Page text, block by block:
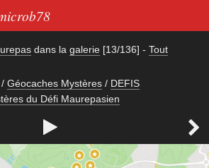
dans la galerie [13/136] - Tout
/ Géocaches Mystères / DEFIS
du Défi Maurepasien
 